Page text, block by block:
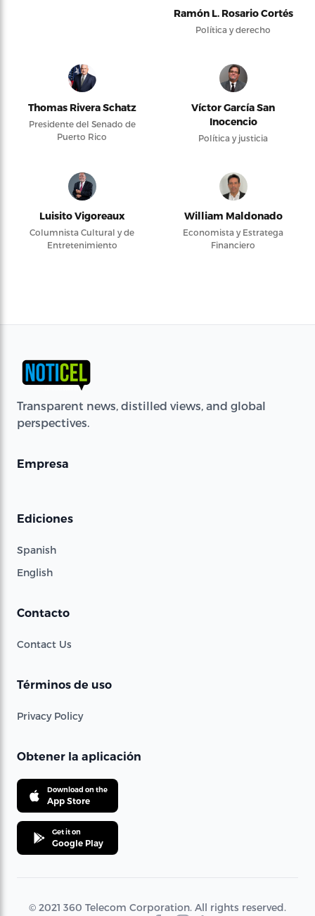
Ramón L. Rosario Cortés
Política y derecho
Thomas Rivera Schatz
Presidente del Senado de
Puerto Rico
Víctor García San
Inocencio
Política y justicia
Luisito Vigoreaux
Columnista Cultural y de
Entretenimiento
William Maldonado
Economista y Estratega
Financiero
Transparent news, distilled views, and global
perspectives.
Empresa
Ediciones
Spanish
English
Contacto
Contact Us
Términos de uso
Privacy Policy
Obtener la aplicación
Download on the
App Store
Get it on
Google Play
© 2021 360 Telecom Corporation. All rights reserved.